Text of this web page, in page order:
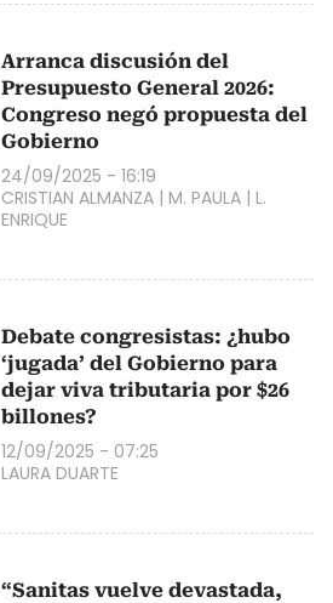
Arranca discusión del
Presupuesto General 2026:
Congreso negó propuesta del
Gobierno
24/09/2025 - 16:19
CRISTIAN ALMANZA | M. PAULA | L.
ENRIQUE
Debate congresistas: ¿hubo
‘jugada’ del Gobierno para
dejar viva tributaria por $26
billones?
12/09/2025 - 07:25
LAURA DUARTE
“Sanitas vuelve devastada,